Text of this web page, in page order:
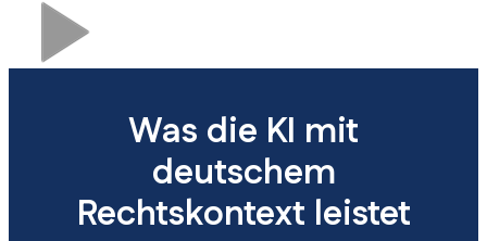
Was die KI mit
deutschem
Rechtskontext leistet